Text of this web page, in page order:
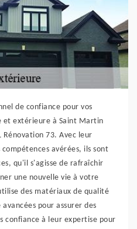
de confiance pour vos
extérieure à Saint Martin
Rénovation 73. Avec leur
avérées, ils sont
qu'il s'agisse de rafraîchir
une nouvelle vie à votre
des matériaux de qualité
pour assurer des
confiance à leur expertise pour